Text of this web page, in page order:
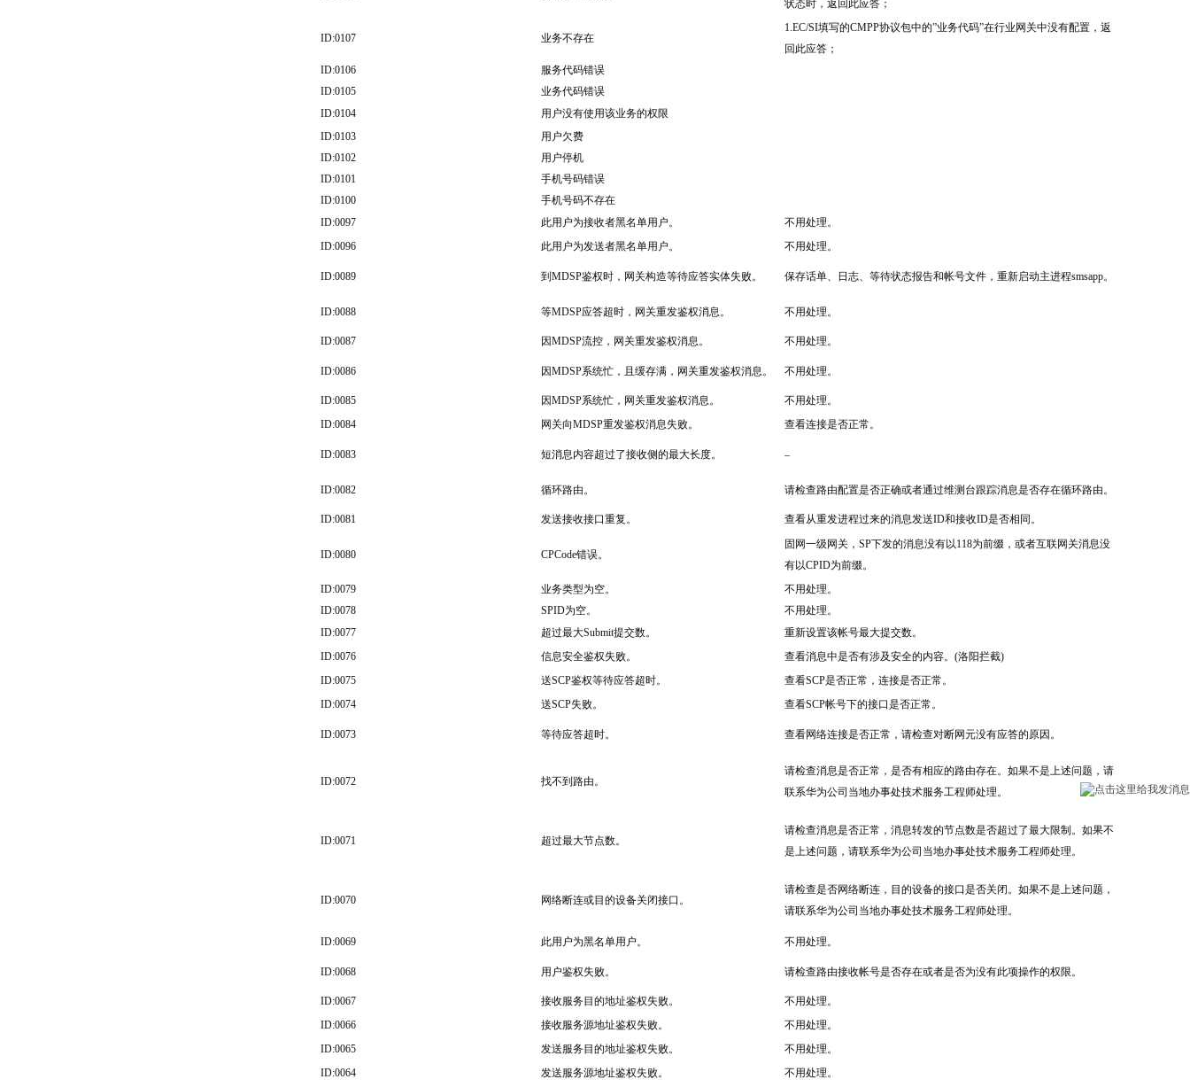
状态时，返回此应答；
ID:0107 业务不存在
1.EC/SI填写的CMPP协议包中的”业务代码”在行业网关中没有配置，返
回此应答；
ID:0106
服务代码错误
ID:0105
业务代码错误
ID:0104
用户没有使用该业务的权限
ID:0103
用户欠费
ID:0102
用户停机
ID:0101
手机号码错误
ID:0100
手机号码不存在
ID:0097
此用户为接收者黑名单用户。
不用处理。
ID:0096
此用户为发送者黑名单用户。 不用处理。
ID:0089 到MDSP鉴权时，网关构造等待应答实体失败。 保存话单、日志、等待状态报告和帐号文件，重新启动主进程smsapp。
ID:0088 等MDSP应答超时，网关重发鉴权消息。 不用处理。
ID:0087 因MDSP流控，网关重发鉴权消息。 不用处理。
ID:0086 因MDSP系统忙，且缓存满，网关重发鉴权消息。 不用处理。
ID:0085 因MDSP系统忙，网关重发鉴权消息。
不用处理。
ID:0084
网关向MDSP重发鉴权消息失败。 查看连接是否正常。
ID:0083 短消息内容超过了接收侧的最大长度。 –
ID:0082 循环路由。 请检查路由配置是否正确或者通过维测台跟踪消息是否存在循环路由。
ID:0081 发送接收接口重复。 查看从重发进程过来的消息发送ID和接收ID是否相同。
ID:0080 CPCode错误。
固网一级网关，SP下发的消息没有以118为前缀，或者互联网关消息没
有以CPID为前缀。
ID:0079
业务类型为空。
不用处理。
ID:0078
SPID为空。
不用处理。
ID:0077
超过最大Submit提交数。
重新设置该帐号最大提交数。
ID:0076
信息安全鉴权失败。
查看消息中是否有涉及安全的内容。(洛阳拦截)
ID:0075
送SCP鉴权等待应答超时。
查看SCP是否正常，连接是否正常。
ID:0074
送SCP失败。 查看SCP帐号下的接口是否正常。
ID:0073 等待应答超时。 查看网络连接是否正常，请检查对断网元没有应答的原因。
ID:0072 找不到路由。
请检查消息是否正常，是否有相应的路由存在。如果不是上述问题，请
联系华为公司当地办事处技术服务工程师处理。
ID:0071 超过最大节点数。
请检查消息是否正常，消息转发的节点数是否超过了最大限制。如果不
是上述问题，请联系华为公司当地办事处技术服务工程师处理。
ID:0070 网络断连或目的设备关闭接口。
请检查是否网络断连，目的设备的接口是否关闭。如果不是上述问题，
请联系华为公司当地办事处技术服务工程师处理。
ID:0069 此用户为黑名单用户。 不用处理。
ID:0068 用户鉴权失败。 请检查路由接收帐号是否存在或者是否为没有此项操作的权限。
ID:0067 接收服务目的地址鉴权失败。
不用处理。
ID:0066
接收服务源地址鉴权失败。
不用处理。
ID:0065
发送服务目的地址鉴权失败。
不用处理。
ID:0064
发送服务源地址鉴权失败。 不用处理。